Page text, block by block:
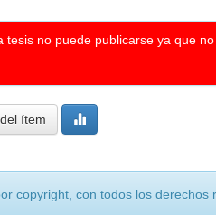
tesis no puede publicarse ya que
ítem
copyright, con todos los